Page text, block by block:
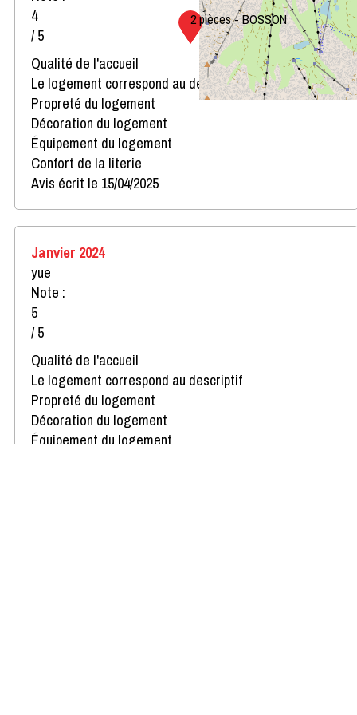
2 pièces - BOSSON
4
/ 5
Qualité de l'accueil
Le logement correspond au descriptif
Propreté du logement
Décoration du logement
Équipement du logement
Confort de la literie
Avis écrit le 15/04/2025
Janvier 2024
yue
Note :
5
/ 5
Qualité de l'accueil
Le logement correspond au descriptif
Propreté du logement
Décoration du logement
Équipement du logement